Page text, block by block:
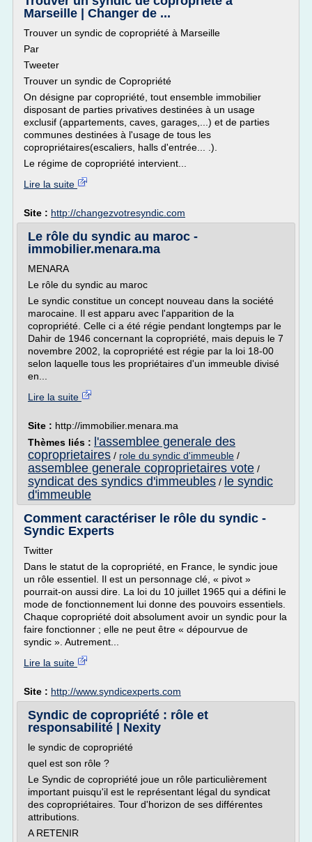
Marseille | Changer de ...
Trouver un syndic de copropriété à Marseille
Par
Tweeter
Trouver un syndic de Copropriété
On désigne par copropriété, tout ensemble immobilier
disposant de parties privatives destinées à un usage
exclusif (appartements, caves, garages,...) et de parties
communes destinées à l'usage de tous les
copropriétaires(escaliers, halls d'entrée... .).
Le régime de copropriété intervient...
Lire la suite
Site : http://changezvotresyndic.com
Le rôle du syndic au maroc -
immobilier.menara.ma
MENARA
Le rôle du syndic au maroc
Le syndic constitue un concept nouveau dans la société
marocaine. Il est apparu avec l'apparition de la
copropriété. Celle ci a été régie pendant longtemps par le
Dahir de 1946 concernant la copropriété, mais depuis le 7
novembre 2002, la copropriété est régie par la loi 18-00
selon laquelle tous les propriétaires d'un immeuble divisé
en...
Lire la suite
Site : http://immobilier.menara.ma
Thèmes liés :
l'assemblee generale des
coproprietaires / role du syndic d'immeuble /
assemblee generale coproprietaires vote /
syndicat des syndics d'immeubles / le syndic
d'immeuble
Comment caractériser le rôle du syndic -
Syndic Experts
Twitter
Dans le statut de la copropriété, en France, le syndic joue
un rôle essentiel. Il est un personnage clé, « pivot »
pourrait-on aussi dire. La loi du 10 juillet 1965 qui a défini le
mode de fonctionnement lui donne des pouvoirs essentiels.
Chaque copropriété doit absolument avoir un syndic pour la
faire fonctionner ; elle ne peut être « dépourvue de
syndic ». Autrement...
Lire la suite
Site : http://www.syndicexperts.com
Syndic de copropriété : rôle et
responsabilité | Nexity
le syndic de copropriété
quel est son rôle ?
Le Syndic de copropriété joue un rôle particulièrement
important puisqu'il est le représentant légal du syndicat
des copropriétaires. Tour d'horizon de ses différentes
attributions.
A RETENIR